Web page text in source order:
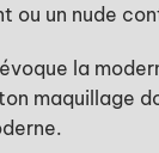
ou un nude
la
maquillage